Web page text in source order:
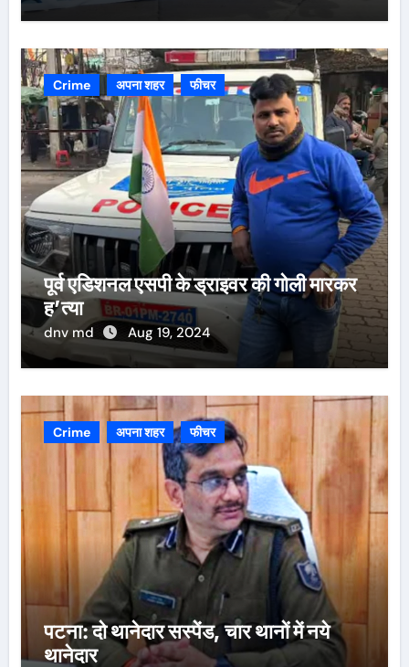
Crime अपना शहर फीचर
पूर्व एडिशनल एसपी के ड्राइवर की गोली मारकर
ह’त्या
dnv md Aug 19, 2024
Crime अपना शहर फीचर
पटना: दो थानेदार सस्पेंड, चार थानों में नये
थानेदार